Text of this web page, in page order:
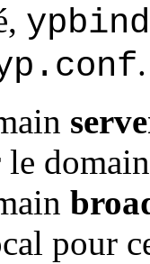
ypbind
le
pour